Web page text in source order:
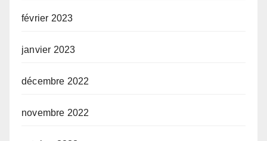
février 2023
janvier 2023
décembre 2022
novembre 2022